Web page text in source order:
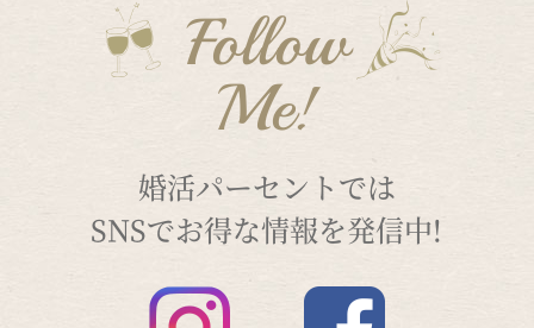
Follow
Me!
婚活パーセントでは
SNSでお得な情報を発信中!